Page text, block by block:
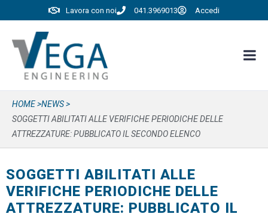
Lavora con noi 041.3969013 Accedi
HOME >NEWS >
SOGGETTI ABILITATI ALLE VERIFICHE PERIODICHE DELLE
ATTREZZATURE: PUBBLICATO IL SECONDO ELENCO
SOGGETTI ABILITATI ALLE
VERIFICHE PERIODICHE DELLE
ATTREZZATURE: PUBBLICATO IL